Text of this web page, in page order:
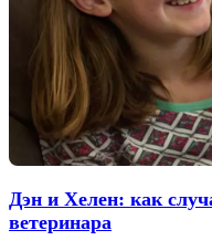
Дэн и Хелен: как
ветеринара